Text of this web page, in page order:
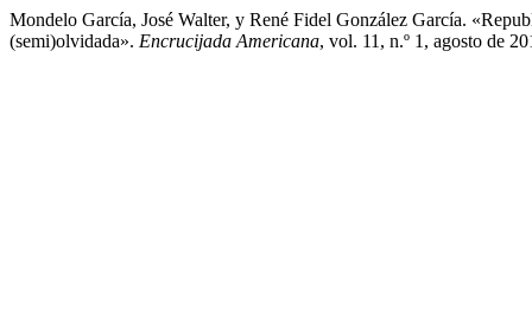
Mondelo García, José Walter, y René Fidel González García.
(semi)olvidada». Encrucijada Americana, vol. 11, n.º 1, agosto de